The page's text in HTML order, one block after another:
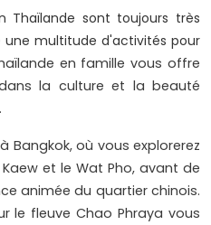
Thaïlande sont toujours très
multitude d'activités pour
en famille vous offre
la culture et la beauté
où vous explorerez
et le Wat Pho, avant de
animée du quartier chinois.
le fleuve Chao Phraya vous